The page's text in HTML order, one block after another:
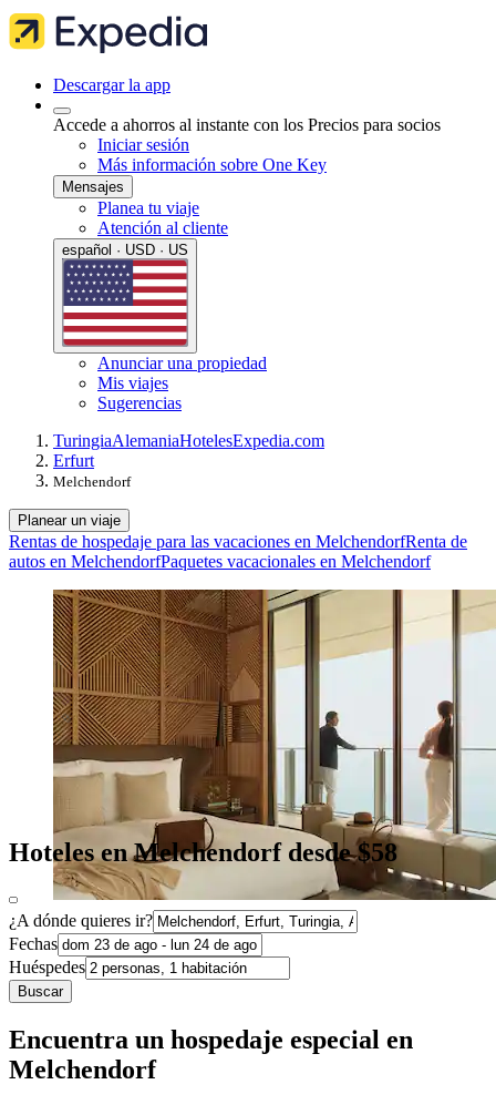
Descargar la app
Accede a ahorros al instante con los Precios para socios
Iniciar sesión
Más información sobre One Key
Mensajes
Planea tu viaje
Atención al cliente
español · USD · US
Anunciar una propiedad
Mis viajes
Sugerencias
TuringiaAlemaniaHotelesExpedia.com
Erfurt
Melchendorf
Planear un viaje
Rentas de hospedaje para las vacaciones en MelchendorfRenta de
autos en MelchendorfPaquetes vacacionales en Melchendorf
Hoteles en Melchendorf desde $58
¿A dónde quieres ir?
Fechas
Huéspedes
Buscar
Encuentra un hospedaje especial en
Melchendorf